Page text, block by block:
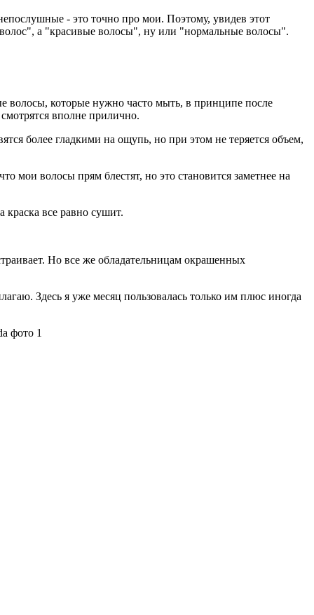
- это точно про мои. Поэтому, увидев этот
а "красивые волосы", ну или "нормальные волосы".
волосы, которые нужно часто мыть, в принципе после
вполне прилично.
более гладкими на ощупь, но при этом не теряется объем,
мои волосы прям блестят, но это становится заметнее на
все равно сушит.
Но все же обладательницам окрашенных
Здесь я уже месяц пользовалась только им плюс иногда